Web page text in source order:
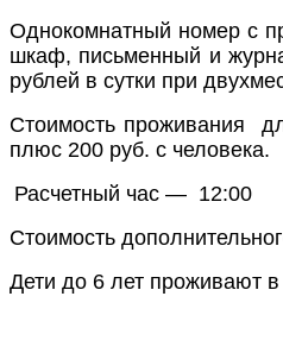
Однокомнатный номер с
шкаф, письменный и
рублей в сутки при
Стоимость проживания
плюс 200 руб. с человека.
Расчетный час — 12:00
Стоимость
Дети до 6 лет проживают